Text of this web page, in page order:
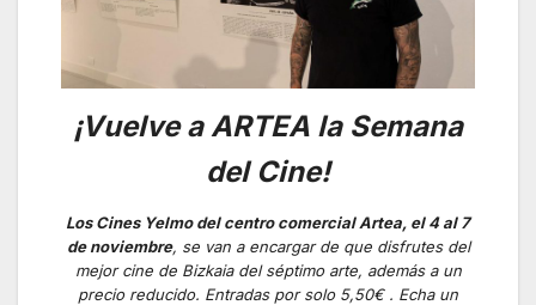
¡Vuelve a ARTEA la Semana
del Cine!
Los Cines Yelmo del centro comercial Artea, el 4 al 7
de noviembre, se van a encargar de que disfrutes del
mejor cine de Bizkaia del séptimo arte, además a un
precio reducido. Entradas por solo 5,50€ . Echa un